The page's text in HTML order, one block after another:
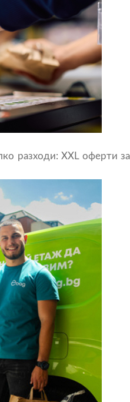
разходи: XXL оферти за